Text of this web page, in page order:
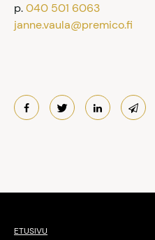
p.040 501 6063
janne.vaula@premico.fi
ETUSIVU